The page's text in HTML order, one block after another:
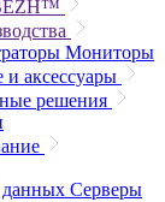
Мониторы
аксессуары
решения
Серверы